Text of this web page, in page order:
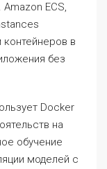
ECS,
в
без
Docker
на
обучение
моделей с